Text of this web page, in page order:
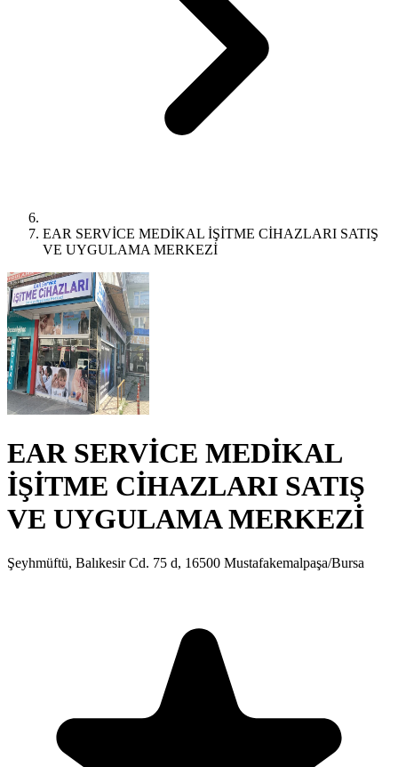
EAR SERVİCE MEDİKAL İŞİTME CİHAZLARI SATIŞ
VE UYGULAMA MERKEZİ
EAR SERVİCE MEDİKAL
İŞİTME CİHAZLARI SATIŞ
VE UYGULAMA MERKEZİ
Şeyhmüftü, Balıkesir Cd. 75 d, 16500 Mustafakemalpaşa/Bursa